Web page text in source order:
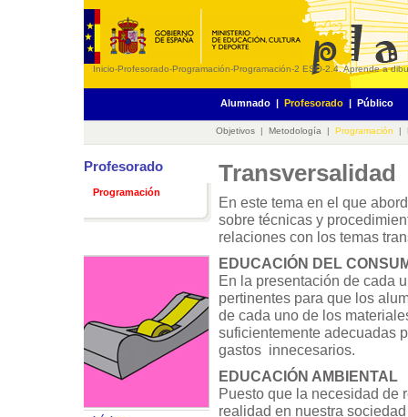
Inicio-Profesorado-Programación-Programación-2 ESO-2.4. Aprende a
Alumnado | Profesorado | Público
Objetivos | Metodología | Programación |
Profesorado
Programación
Transversalidad
En este tema en el que
sobre técnicas y
relaciones con los temas
EDUCACIÓN DEL
En la presentación de cada
pertinentes para que los
de cada uno de los
suficientemente adecuadas
gastos innecesarios.
EDUCACIÓN AMBIENTAL
Puesto que la necesidad de
realidad en nuestra